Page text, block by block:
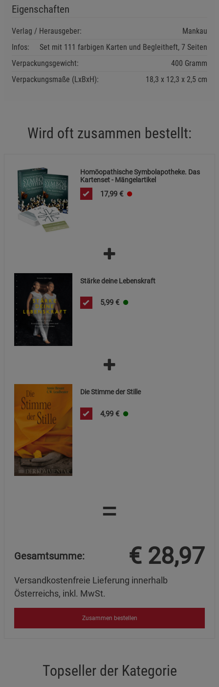
Eigenschaften
Verlag / Herausgeber:
Mankau
Infos:
Set mit 111 farbigen Karten und Begleitheft, 7 Seiten
Verpackungsgewicht:
400 Gramm
Verpackungsmaße (LxBxH):
18,3 12,3 2,5 cm
Wird oft zusammen bestellt:
Homöopathische Symbolapotheke. Das
Kartenset - Mängelartikel
17,99 €
Stärke deine Lebenskraft
5,99 €
Die Stimme der Stille
4,99 €
=
Gesamtsumme: € 28,97
Versandkostenfreie Lieferung innerhalb
Österreichs, inkl. MwSt.
Zusammen bestellen
Topseller der Kategorie
Einstellungen speichern für die Gruppe
Einwilligung nicht erteilen
Notwendige Cookies (5)
Beschreibung Notwendige Cookies
Cookie-Informationen
Beschreibung Marketing Cookies
anzeigen